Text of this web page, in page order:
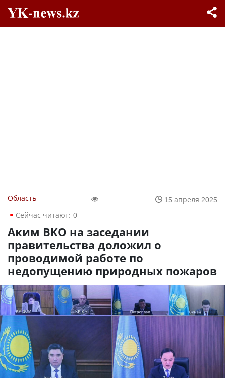
Область
15 апреля 2025
Сейчас читают: 0
Аким ВКО на заседании
правительства доложил о
проводимой работе по
недопущению природных пожаров